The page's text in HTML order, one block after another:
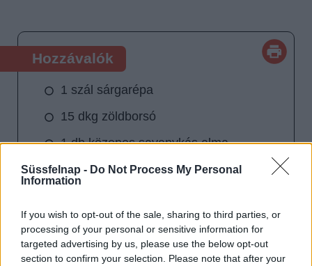
Süssfelnap - Do Not Process My Personal
Information
If you wish to opt-out of the sale, sharing to third parties, or
processing of your personal or sensitive information for
targeted advertising by us, please use the below opt-out
section to confirm your selection. Please note that after your
Hozzávalók
1 szál sárgarépa
15 dkg zöldborsó
1 db közepes savanykás alma
4 db közepes héjában főtt burgonya
2 dl majonéz
só